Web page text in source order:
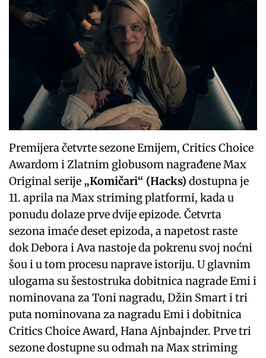
Premijera četvrte sezone Emijem, Critics Choice
Awardom i Zlatnim globusom nagrađene Max
Original serije „Komičari“ (Hacks) dostupna je
11. aprila na Max striming platformi, kada u
ponudu dolaze prve dvije epizode. Četvrta
sezona imaće deset epizoda, a napetost raste
dok Debora i Ava nastoje da pokrenu svoj noćni
šou i u tom procesu naprave istoriju. U glavnim
ulogama su šestostruka dobitnica nagrade Emi i
nominovana za Toni nagradu, Džin Smart i tri
puta nominovana za nagradu Emi i dobitnica
Critics Choice Award, Hana Ajnbajnder. Prve tri
sezone dostupne su odmah na Max striming